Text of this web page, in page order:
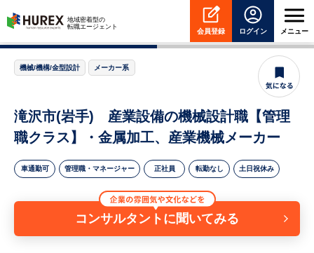
HUREX
地域密着型の
転職エージェント
会員登録 ログイン メニュー
機械/機構/金型設計 メーカー系
滝沢市(岩手) 産業設備の機械設計職【管理
職クラス】・金属加工、産業機械メーカー
車通勤可 管理職・マネージャー 正社員 転勤なし 土日祝休み
コンサルタントに聞いてみる